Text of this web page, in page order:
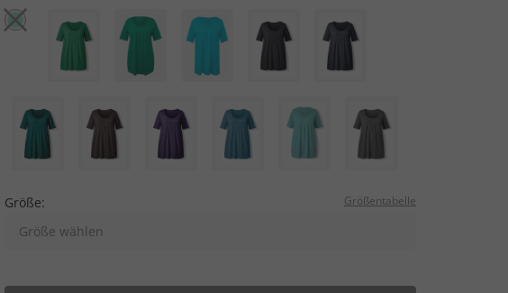
Größe: Größentabelle
Größe wählen